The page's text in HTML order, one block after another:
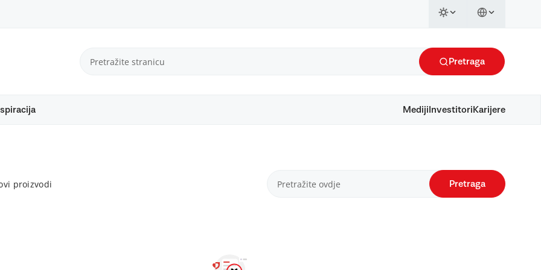
Pretraga
Mediji Investitori Karijere
proizvodi Pretraga